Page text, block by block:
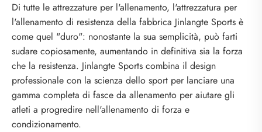
Di tutte le attrezzature per l'allenamento, l'attrezzatura per
l'allenamento di resistenza della fabbrica Jinlangte Sports è
come quel "duro": nonostante la sua semplicità, può farti
sudare copiosamente, aumentando in definitiva sia la forza
che la resistenza. Jinlangte Sports combina il design
professionale con la scienza dello sport per lanciare una
gamma completa di fasce da allenamento per aiutare gli
atleti a progredire nell'allenamento di forza e
condizionamento.